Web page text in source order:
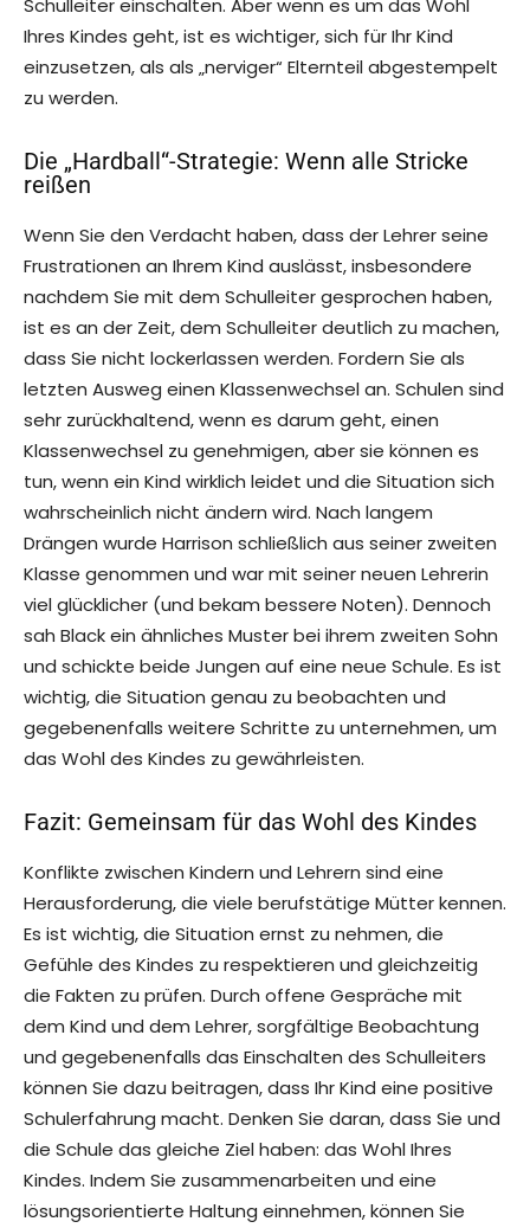
Schulleiter einschalten. Aber wenn es um das Wohl
Ihres Kindes geht, ist es wichtiger, sich für Ihr Kind
einzusetzen, als als „nerviger“ Elternteil abgestempelt
zu werden.
Die „Hardball“-Strategie: Wenn alle Stricke
reißen
Wenn Sie den Verdacht haben, dass der Lehrer seine
Frustrationen an Ihrem Kind auslässt, insbesondere
nachdem Sie mit dem Schulleiter gesprochen haben,
ist es an der Zeit, dem Schulleiter deutlich zu machen,
dass Sie nicht lockerlassen werden. Fordern Sie als
letzten Ausweg einen Klassenwechsel an. Schulen sind
sehr zurückhaltend, wenn es darum geht, einen
Klassenwechsel zu genehmigen, aber sie können es
tun, wenn ein Kind wirklich leidet und die Situation sich
wahrscheinlich nicht ändern wird. Nach langem
Drängen wurde Harrison schließlich aus seiner zweiten
Klasse genommen und war mit seiner neuen Lehrerin
viel glücklicher (und bekam bessere Noten). Dennoch
sah Black ein ähnliches Muster bei ihrem zweiten Sohn
und schickte beide Jungen auf eine neue Schule. Es ist
wichtig, die Situation genau zu beobachten und
gegebenenfalls weitere Schritte zu unternehmen, um
das Wohl des Kindes zu gewährleisten.
Fazit: Gemeinsam für das Wohl des Kindes
Konflikte zwischen Kindern und Lehrern sind eine
Herausforderung, die viele berufstätige Mütter kennen.
Es ist wichtig, die Situation ernst zu nehmen, die
Gefühle des Kindes zu respektieren und gleichzeitig
die Fakten zu prüfen. Durch offene Gespräche mit
dem Kind und dem Lehrer, sorgfältige Beobachtung
und gegebenenfalls das Einschalten des Schulleiters
können Sie dazu beitragen, dass Ihr Kind eine positive
Schulerfahrung macht. Denken Sie daran, dass Sie und
die Schule das gleiche Ziel haben: das Wohl Ihres
Kindes. Indem Sie zusammenarbeiten und eine
lösungsorientierte Haltung einnehmen, können Sie